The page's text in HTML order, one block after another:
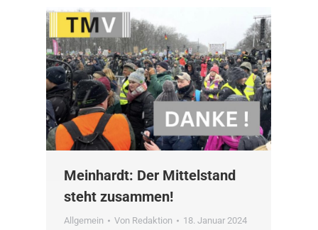
Meinhardt: Der Mittelstand
steht zusammen!
Allgemein Von Redaktion 18. Januar 2024